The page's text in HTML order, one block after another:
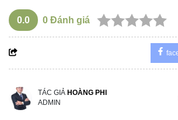
0.0 0 Đánh giá
TÁC GIẢ HOÀNG PHI
ADMIN